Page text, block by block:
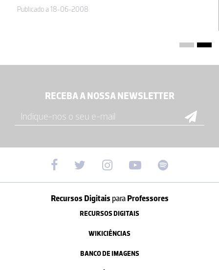
Publicado a 18-06-2008
RECEBA A NOSSA NEWSLETTER
Recursos Digitais paraProfessores
RECURSOS DIGITAIS
WIKICIÊNCIAS
BANCO DE IMAGENS